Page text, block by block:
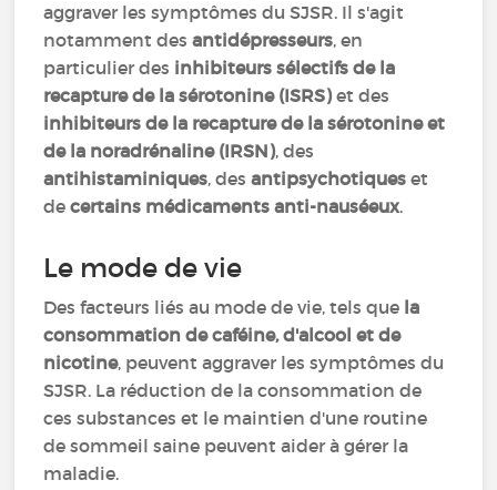
aggraver les symptômes du SJSR. Il s'agit
notamment desantidépresseurs, en
particulier des inhibiteurs sélectifs de la
recapture de la sérotonine (ISRS)et des
inhibiteurs de la recapture de la sérotonine et
de la noradrénaline (IRSN), des
antihistaminiques, desantipsychotiqueset
decertains médicaments anti-nauséeux.
Le mode de vie
Des facteurs liés au mode de vie, tels que la
consommation de caféine, d'alcool et de
nicotine, peuvent aggraver les symptômes du
SJSR. La réduction de la consommation de
ces substances et le maintien d'une routine
de sommeil saine peuvent aider à gérer la
maladie.